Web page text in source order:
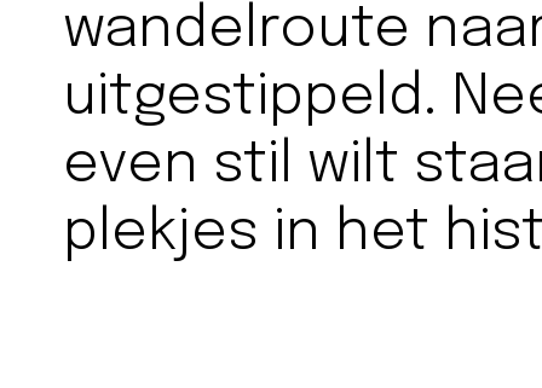
wandelroute
uitgestippeld.
even stil wilt
plekjes in het